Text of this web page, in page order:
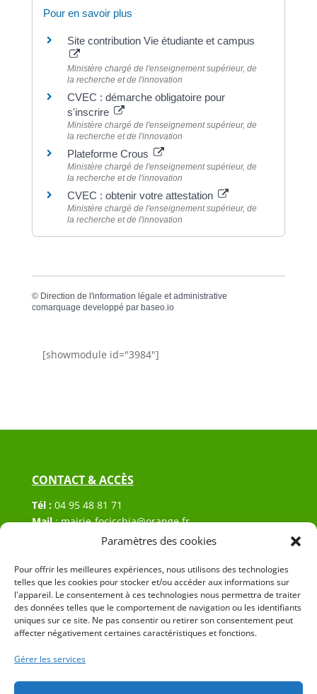
Paramètres des cookies
Pour offrir les meilleures expériences, nous utilisons des technologies
telles que les cookies pour stocker et/ou accéder aux informations sur
l'appareil. Le consentement à ces technologies nous permettra de traiter
des données telles que le comportement de navigation ou les identifiants
uniques sur ce site. Ne pas consentir ou retirer son consentement peut
affecter négativement certaines caractéristiques et fonctions.
Gérer les services
Pour en savoir plus
Site contribution Vie étudiante et campus
Ministère chargé de l'enseignement supérieur, de
la recherche et de l'innovation
CVEC : démarche obligatoire pour
s'inscrire
Ministère chargé de l'enseignement supérieur, de
la recherche et de l'innovation
Plateforme Crous
Ministère chargé de l'enseignement supérieur, de
la recherche et de l'innovation
CVEC : obtenir votre attestation
Ministère chargé de l'enseignement supérieur, de
la recherche et de l'innovation
© Direction de l'information légale et administrative
comarquage developpé par baseo.io
[showmodule id="3984"]
CONTACT & ACCÈS
Tél : 04 95 48 81 71
Mail:mairie-focicchia@orange.fr
Hôtel de ville de Focicchia
20212 Focicchia